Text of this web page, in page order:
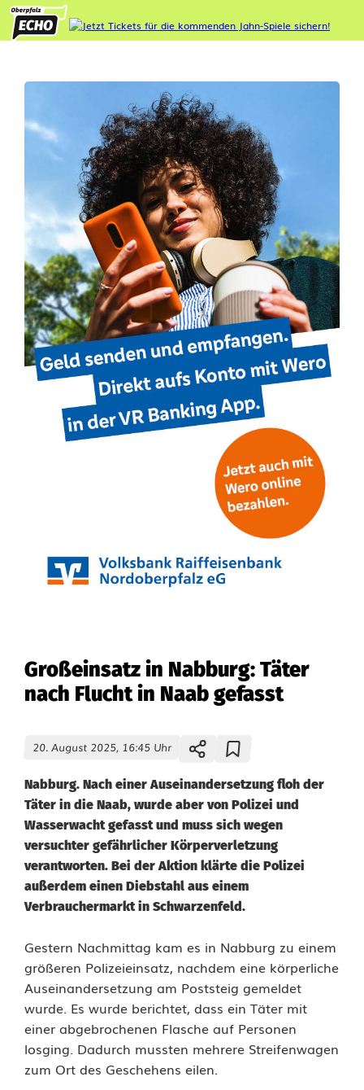
Großeinsatz in Nabburg: Täter
nach Flucht in Naab gefasst
20. August 2025, 16:45 Uhr
Nabburg. Nach einer Auseinandersetzung floh der
Täter in die Naab, wurde aber von Polizei und
Wasserwacht gefasst und muss sich wegen
versuchter gefährlicher Körperverletzung
verantworten. Bei der Aktion klärte die Polizei
außerdem einen Diebstahl aus einem
Verbrauchermarkt in Schwarzenfeld.
G
r
o
ß
e
Gestern Nachmittag kam es in Nabburg zu einem
größeren Polizeieinsatz, nachdem eine körperliche
Auseinandersetzung am Poststeig gemeldet
wurde. Es wurde berichtet, dass ein Täter mit
einer abgebrochenen Flasche auf Personen
losging. Dadurch mussten mehrere Streifenwagen
zum Ort des Geschehens eilen.